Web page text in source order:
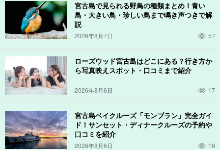
宮古島で見られる野鳥の種類まとめ！青い
鳥・大きい鳥・珍しい鳥まで鳴き声つきで解
説
2026年8月7日 57
ローズウッド宮古島はどこにある？行き方か
ら写真映えスポット・口コミまで紹介
2026年8月6日 17
宮古島ベイクルーズ「モンブラン」完全ガイ
ド！サンセット・ディナークルーズの予約や
口コミを紹介
2026年8月6日 19